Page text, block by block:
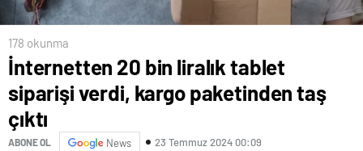
178 okunma
İnternetten 20 bin liralık tablet
siparişi verdi, kargo paketinden taş
çıktı
ABONE OL News 23 Temmuz 2024 00:09